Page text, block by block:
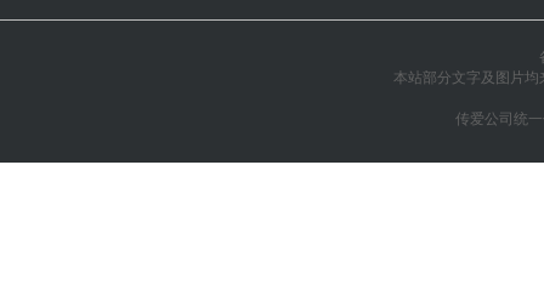
本站部分文字及图片
传爱公司统一